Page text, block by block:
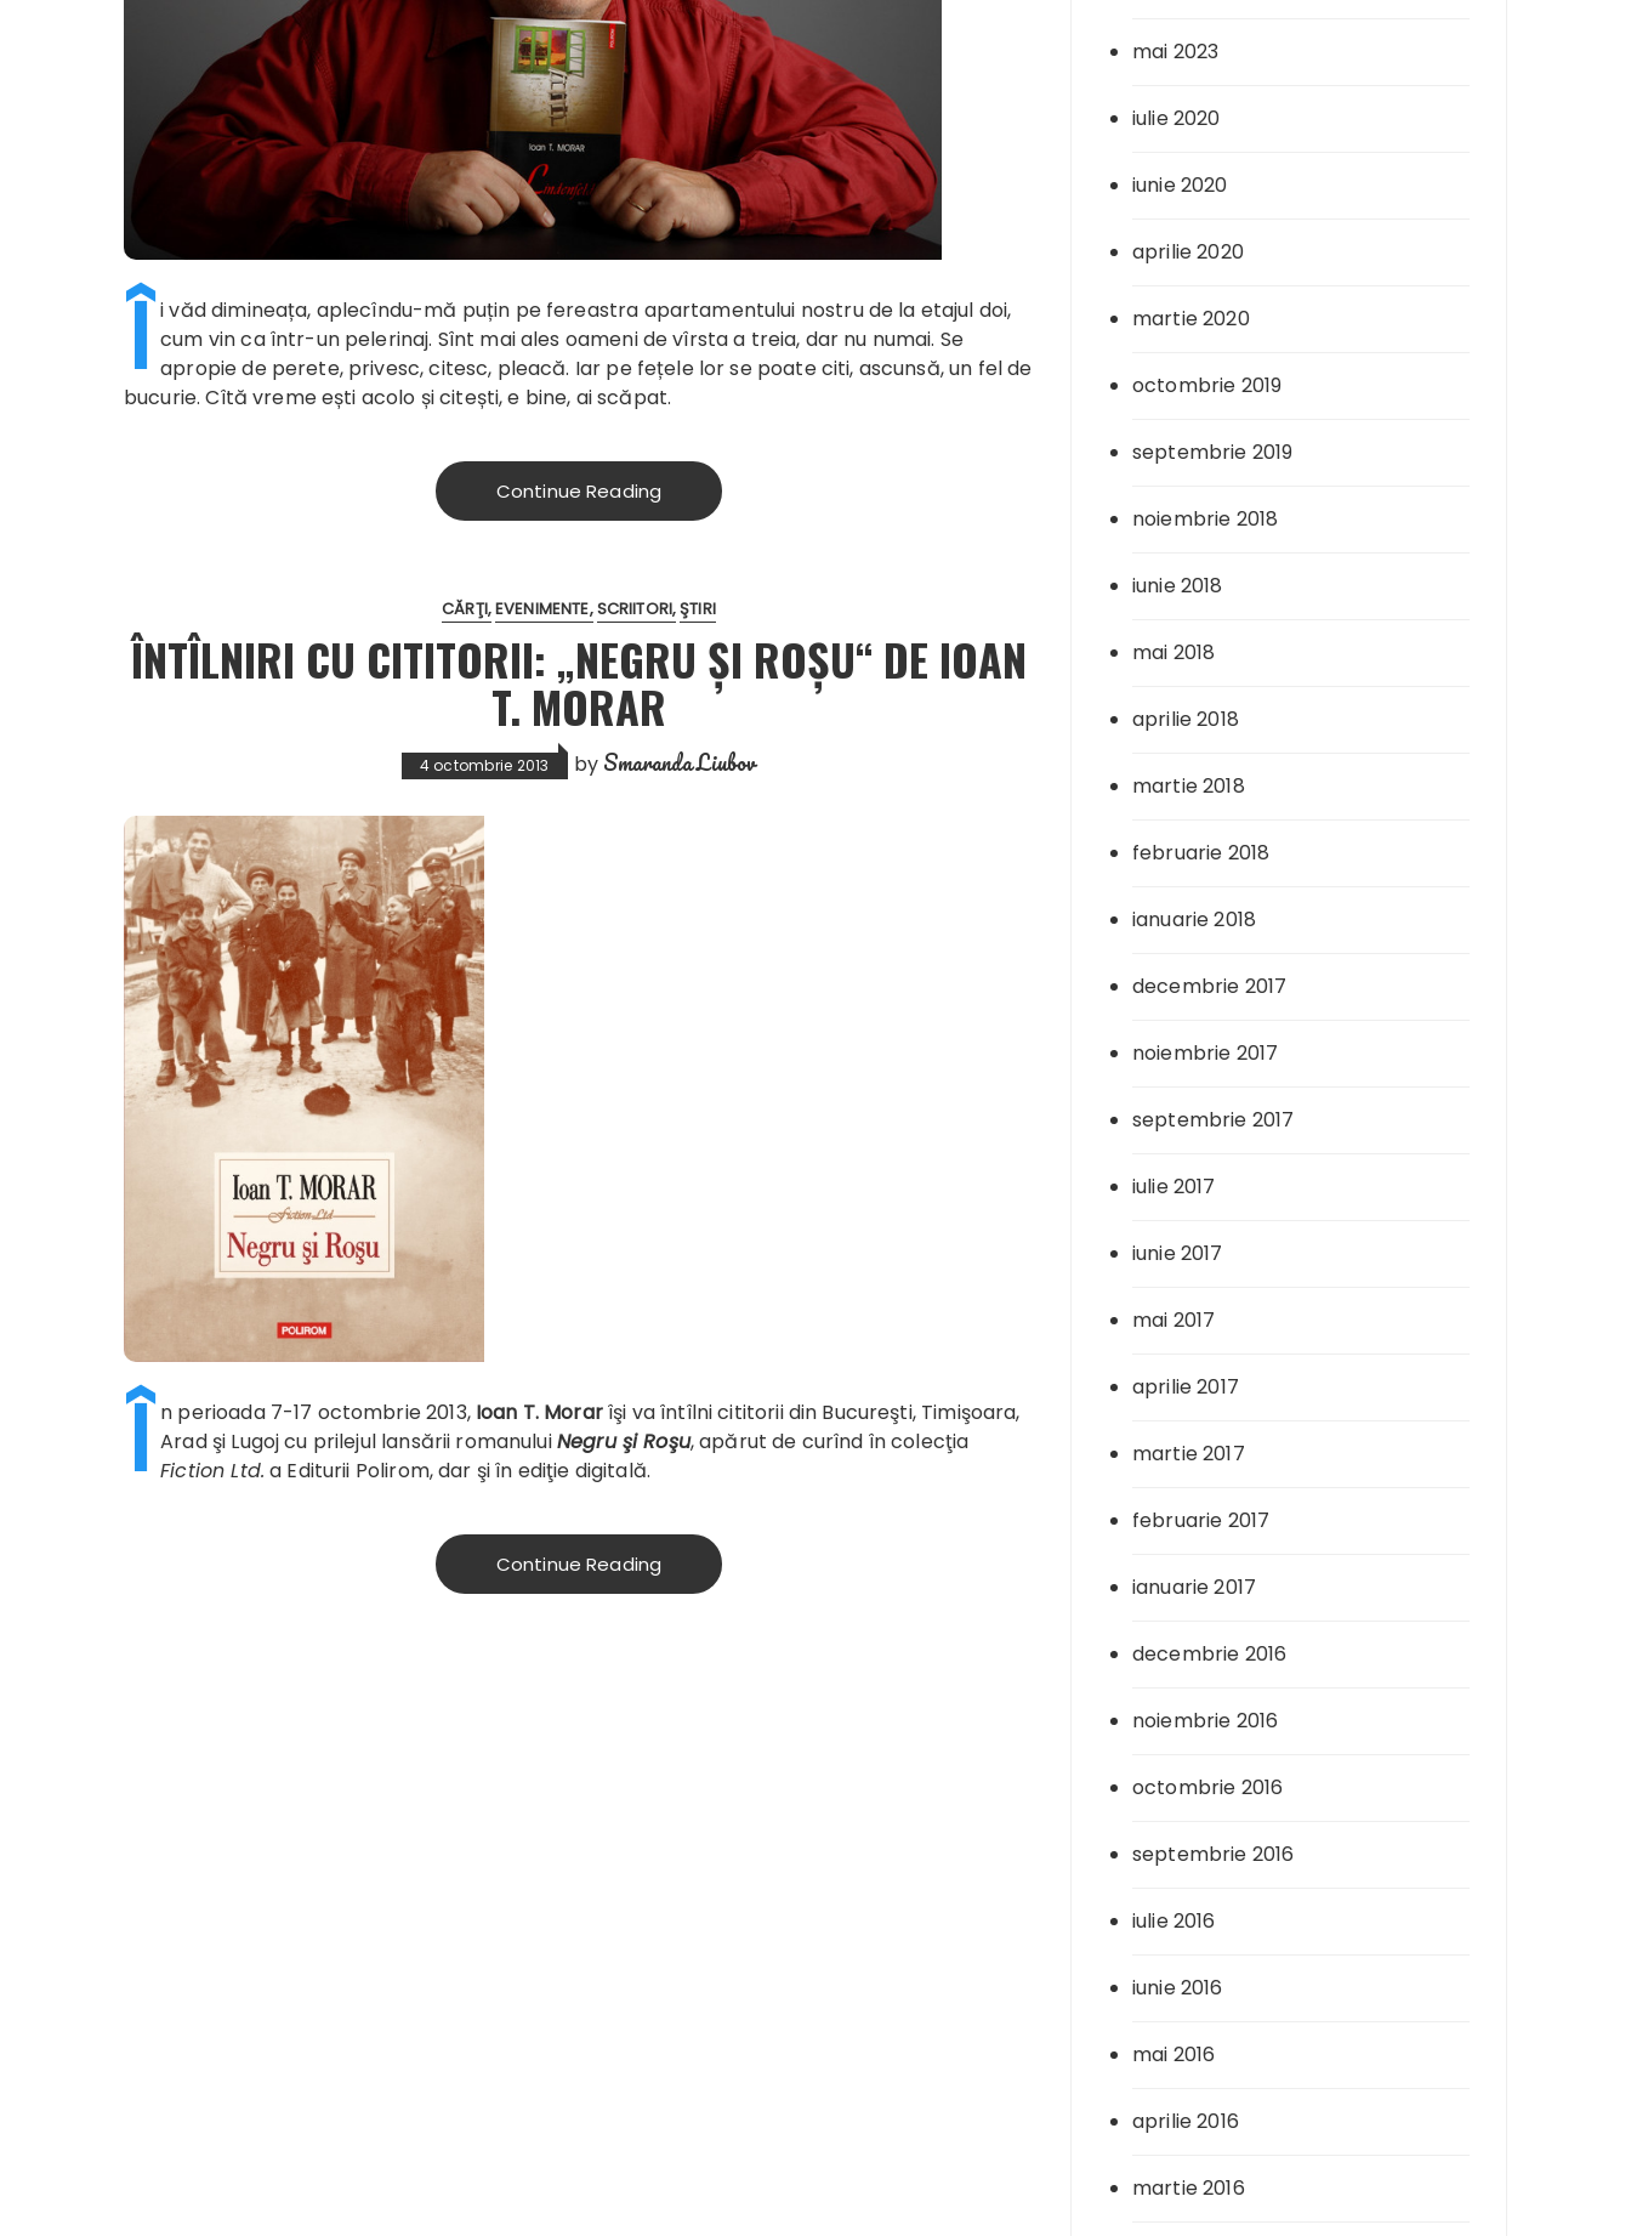
Î i văd dimineața, aplecîndu-mă puțin pe fereastra apartamentului nostru de la etajul doi,
cum vin ca într-un pelerinaj. Sînt mai ales oameni de vîrsta a treia, dar nu numai. Se
apropie de perete, privesc, citesc, pleacă. Iar pe fețele lor se poate citi, ascunsă, un fel de
bucurie. Cîtă vreme ești acolo și citești, e bine, ai scăpat.
Continue Reading
CĂRŢI EVENIMENTE SCRIITORI ŞTIRI
ÎNTÎLNIRI CU CITITORII: „NEGRU ŞI ROŞU“ DE IOAN
T. MORAR
4 octombrie 2013 by Smaranda Liubov
Î n perioada 7-17 octombrie 2013, Ioan T. Morarîşi va întîlni cititorii din Bucureşti, Timişoara,
Arad şi Lugoj cu prilejul lansării romanuluiNegru şi Roşu, apărut de curînd în colecţia
Fiction Ltd. a Editurii Polirom, dar şi în ediţie digitală.
Continue Reading
mai 2023
iulie 2020
iunie 2020
aprilie 2020
martie 2020
octombrie 2019
septembrie 2019
noiembrie 2018
iunie 2018
mai 2018
aprilie 2018
martie 2018
februarie 2018
ianuarie 2018
decembrie 2017
noiembrie 2017
septembrie 2017
iulie 2017
iunie 2017
mai 2017
aprilie 2017
martie 2017
februarie 2017
ianuarie 2017
decembrie 2016
noiembrie 2016
octombrie 2016
septembrie 2016
iulie 2016
iunie 2016
mai 2016
aprilie 2016
martie 2016